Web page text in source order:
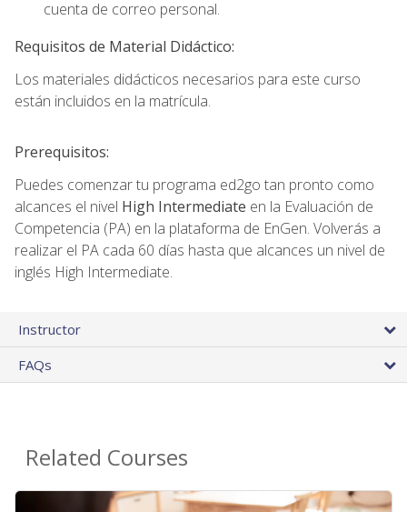
cuenta de correo personal.
Requisitos de Material Didáctico:
Los materiales didácticos necesarios para este curso
están incluidos en la matrícula.
Prerequisitos:
Puedes comenzar tu programa ed2go tan pronto como
alcances el nivel High Intermediate en la Evaluación de
Competencia (PA) en la plataforma de EnGen. Volverás a
realizar el PA cada 60 días hasta que alcances un nivel de
inglés High Intermediate.
Instructor
FAQs
Related Courses